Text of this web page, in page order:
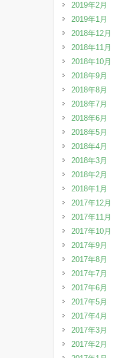
2019年2月
2019年1月
2018年12月
2018年11月
2018年10月
2018年9月
2018年8月
2018年7月
2018年6月
2018年5月
2018年4月
2018年3月
2018年2月
2018年1月
2017年12月
2017年11月
2017年10月
2017年9月
2017年8月
2017年7月
2017年6月
2017年5月
2017年4月
2017年3月
2017年2月